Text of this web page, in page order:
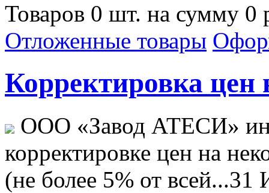
Товаров 0 шт. на сумму 0
Отложенные товары
Корректировка цен
ООО «Завод АТЕСИ»
корректировке цен на
(не более 5% от всей...31